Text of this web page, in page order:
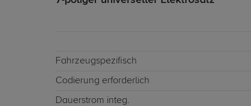
Fahrzeugspezifisch
Codierung erforderlich
Dauerstrom integ.